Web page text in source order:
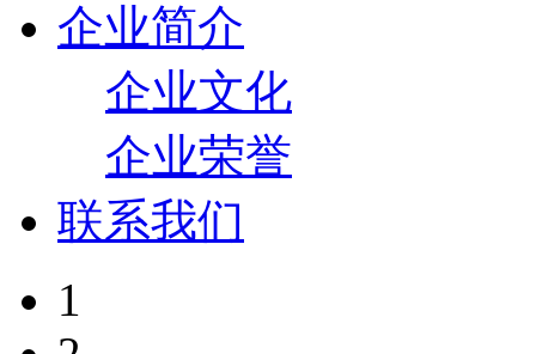
企业简介
企业文化
企业荣誉
联系我们
1